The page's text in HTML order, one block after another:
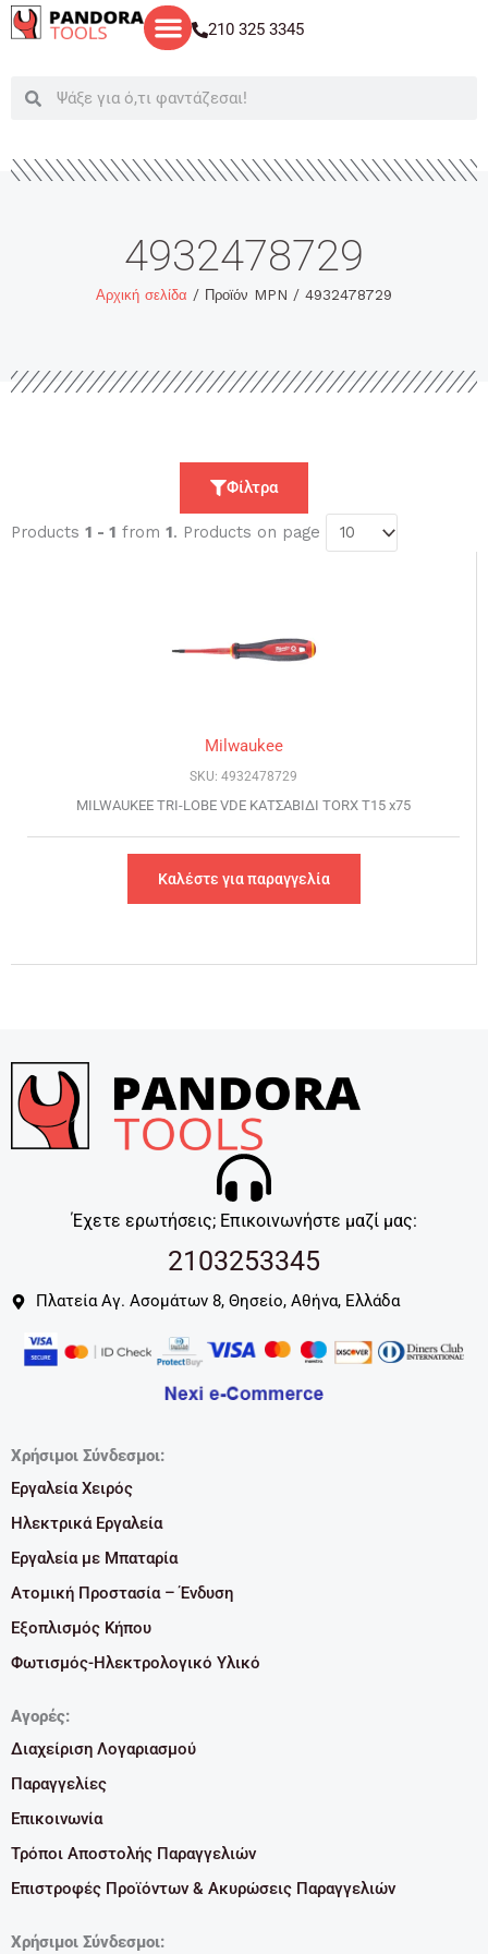
Μετάβαση
στο
210 325 3345
SearchSearch
4932478729
Αρχική σελίδα / Προϊόν MPN / 4932478729
Φίλτρα
Products 1 - 1 from 1. Products on page
Milwaukee
SKU: 4932478729
MILWAUKEE TRI-LOBE VDE ΚΑΤΣΑΒΙΔΙ TORX T15 x75
Καλέστε για παραγγελία
Έχετε ερωτήσεις; Επικοινωνήστε μαζί μας:
2103253345
Πλατεία Αγ. Ασομάτων 8, Θησείο, Αθήνα, Ελλάδα
Χρήσιμοι Σύνδεσμοι:
Εργαλεία Χειρός
Ηλεκτρικά Εργαλεία
Εργαλεία με Μπαταρία
Ατομική Προστασία – Ένδυση
Εξοπλισμός Κήπου
Φωτισμός-Ηλεκτρολογικό Υλικό
Αγορές:
Διαχείριση Λογαριασμού
Παραγγελίες
Επικοινωνία
Τρόποι Αποστολής Παραγγελιών
Επιστροφές Προϊόντων & Ακυρώσεις Παραγγελιών
Χρήσιμοι Σύνδεσμοι: